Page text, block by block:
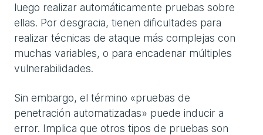
luego realizar automáticamente pruebas sobre
ellas. Por desgracia, tienen dificultades para
realizar técnicas de ataque más complejas con
muchas variables, o para encadenar múltiples
vulnerabilidades.
Sin embargo, el término «pruebas de
penetración automatizadas» puede inducir a
error. Implica que otros tipos de pruebas son